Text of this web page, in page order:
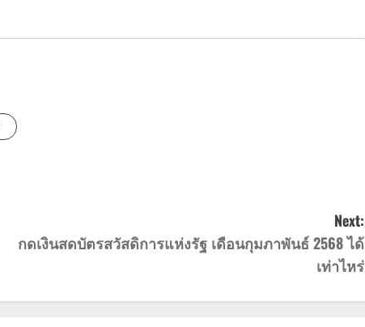
Next:
กดเงินสดบัตรสวัสดิการแห่งรัฐ เดือนกุมภาพันธ์ 2568 ได้
เท่าไหร่